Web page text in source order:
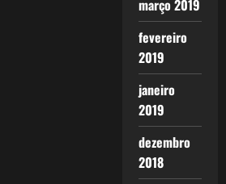
março 2019
fevereiro
2019
janeiro
2019
dezembro
2018